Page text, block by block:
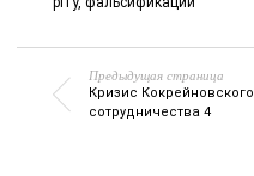
Предыдущая страница
Кризиc Кокрейновского
сотрудничества 4